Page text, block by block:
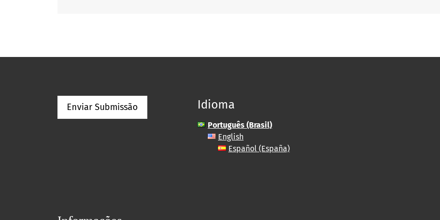
Enviar Submissão Idioma
Português (Brasil)
English
Español (España)